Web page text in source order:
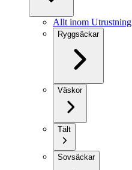
Allt inom Utrustning
Ryggsäckar
Väskor
Tält
Sovsäckar